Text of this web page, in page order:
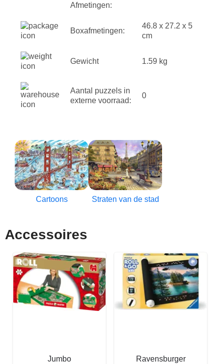
Afmetingen:
Boxafmetingen:
46.8 x 27.2 x 5
cm
Gewicht 1.59 kg
Aantal puzzels in
externe voorraad:
0
Cartoons Straten van de stad
Accessoires
Jumbo
Ravensburger